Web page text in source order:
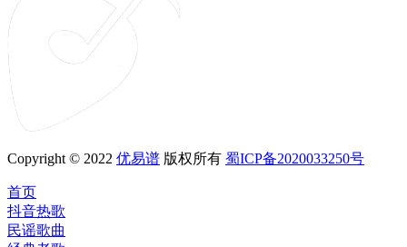
Copyright © 2022 优易谱 版权所有 蜀ICP备2020033250号
首页
抖音热歌
民谣歌曲